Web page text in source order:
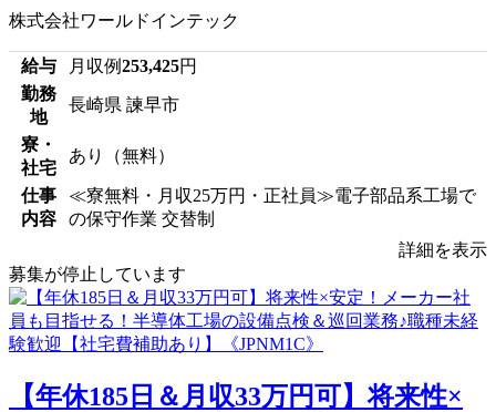
株式会社ワールドインテック
給与 月収例253,425円
勤務
地
長崎県 諫早市
寮・
社宅
あり（無料）
仕事
内容
≪寮無料・月収25万円・正社員≫電子部品系工場で
の保守作業 交替制
詳細を表示
募集が停止しています
【年休185日＆月収33万円可】将来性×